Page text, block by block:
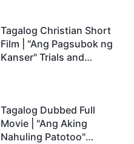
Tagalog Christian Short
Film | "Ang Pagsubok ng
Kanser" Trials and
Tagalog Dubbed Full
Movie | "Ang Aking
Nahuling Patotoo"